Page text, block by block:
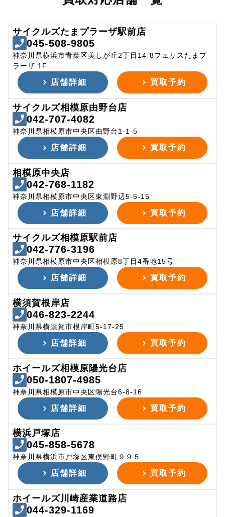
サイクルズたまプラーザ駅前店
045-508-9805
神奈川県横浜市青葉区美しが丘2丁目14-8フェリスたまプ
ラーザ 1F
店舗詳細 買取予約
サイクルズ相模原由野台店
042-707-4082
神奈川県相模原市中央区由野台1-1-5
店舗詳細 買取予約
相模原中央店
042-768-1182
神奈川県相模原市中央区東淵野辺5-5-15
店舗詳細 買取予約
サイクルズ相模原駅前店
042-776-3196
神奈川県相模原市中央区相模原8丁目4番地15号
店舗詳細 買取予約
横須賀根岸店
046-823-2244
神奈川県横須賀市根岸町5-17-25
店舗詳細 買取予約
ホイールズ相模原陽光台店
050-1807-4985
神奈川県相模原市中央区陽光台6-8-16
店舗詳細 買取予約
横浜戸塚店
045-858-5678
神奈川県横浜市戸塚区東俣野町９９５
店舗詳細 買取予約
ホイールズ川崎産業道路店
044-329-1169